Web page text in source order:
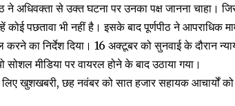
ने अधिवक्ता से उक्त घटना पर उनका पक्ष जानना चाहा।
पछतावा भी नहीं है। इसके बाद पूर्णपीठ ने आपराधिक
का निर्देश दिया। 16 अक्टूबर को सुनवाई के दौरान
सोशल मीडिया पर वायरल होने के बाद उठाया गया।
छह नवंबर को सात हजार सहायक आचार्यों को